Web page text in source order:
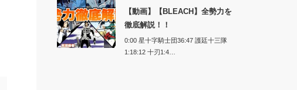
【動画】【BLEACH】全勢力を
徹底解説！！
0:00 星十字騎士団36:47 護廷十三隊
1:18:12 十刃1:4…